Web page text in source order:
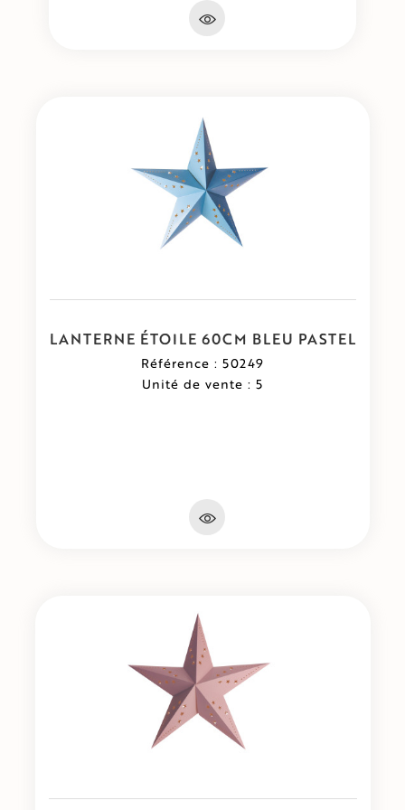
LANTERNE ÉTOILE 60CM BLEU PASTEL
Référence : 50249
Unité de vente : 5